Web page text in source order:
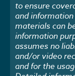
to ensure
and
materials can
information
assumes no
and/or video
and for the